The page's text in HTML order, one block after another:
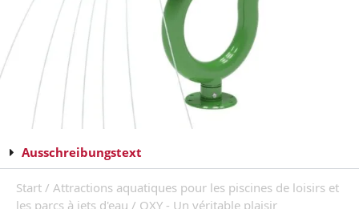
Ausschreibungstext
Start / Attractions aquatiques pour les piscines de loisirs et
les parcs à jets d'eau / OXY - Un véritable plaisir